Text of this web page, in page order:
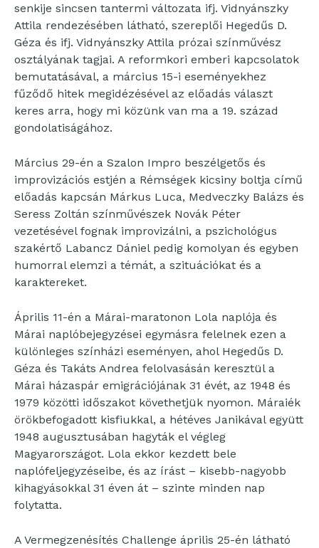
senkije sincsen tantermi változata ifj. Vidnyánszky
Attila rendezésében látható, szereplői Hegedűs D.
Géza és ifj. Vidnyánszky Attila prózai színművész
osztályának tagjai. A reformkori emberi kapcsolatok
bemutatásával, a március 15-i eseményekhez
fűződő hitek megidézésével az előadás választ
keres arra, hogy mi közünk van ma a 19. század
gondolatiságához.
Március 29-én a Szalon Impro beszélgetős és
improvizációs estjén a Rémségek kicsiny boltja című
előadás kapcsán Márkus Luca, Medveczky Balázs és
Seress Zoltán színművészek Novák Péter
vezetésével fognak improvizálni, a pszichológus
szakértő Labancz Dániel pedig komolyan és egyben
humorral elemzi a témát, a szituációkat és a
karaktereket.
Április 11-én a Márai-maratonon Lola naplója és
Márai naplóbejegyzései egymásra felelnek ezen a
különleges színházi eseményen, ahol Hegedűs D.
Géza és Takáts Andrea felolvasásán keresztül a
Márai házaspár emigrációjának 31 évét, az 1948 és
1979 közötti időszakot követhetjük nyomon. Máraiék
örökbefogadott kisfiukkal, a hétéves Janikával együtt
1948 augusztusában hagyták el végleg
Magyarországot. Lola ekkor kezdett bele
naplófeljegyzéseibe, és az írást – kisebb-nagyobb
kihagyásokkal 31 éven át – szinte minden nap
folytatta.
A Vermegzenésítés Challenge április 25-én látható